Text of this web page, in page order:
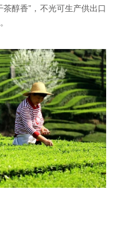
醇香”，不光可生产供出口